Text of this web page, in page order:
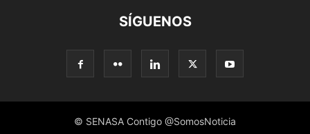
SÍGUENOS
© SENASA Contigo @SomosNoticia